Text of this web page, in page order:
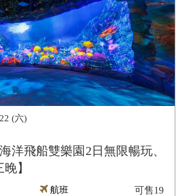
洋飛船雙樂園2日無限暢玩、
】
(六)
航班 可售19